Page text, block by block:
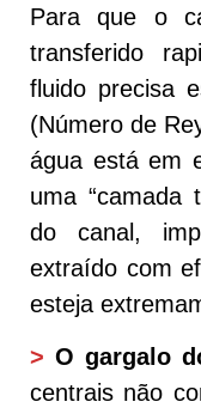
Para que o
transferido
fluido precisa
(Número de
água está em
uma “camada
do canal,
extraído com
esteja
> O gargalo
centrais não